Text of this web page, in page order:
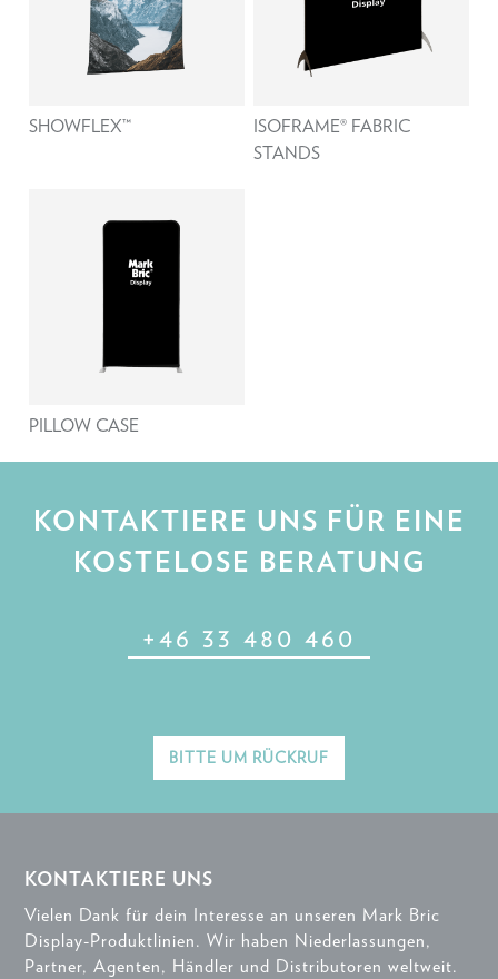
SHOWFLEX™
ISOFRAME® FABRIC
STANDS
PILLOW CASE
KONTAKTIERE UNS FÜR EINE
KOSTELOSE BERATUNG
+46 33 480 460
BITTE UM RÜCKRUF
KONTAKTIERE UNS
Vielen Dank für dein Interesse an unseren Mark Bric
Display-Produktlinien. Wir haben Niederlassungen,
Partner, Agenten, Händler und Distributoren weltweit.